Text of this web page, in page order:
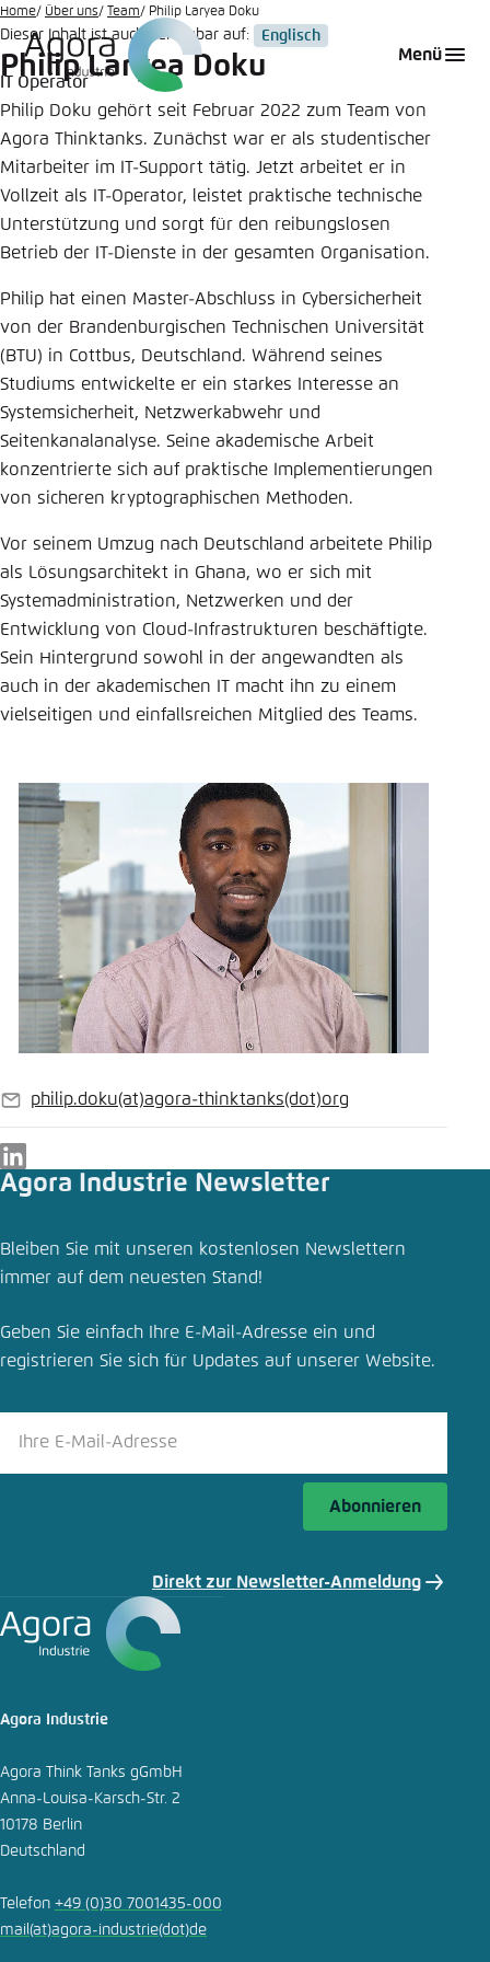
Zum
Hauptinhalt
gehen
Menü
Home Über uns Team Philip Laryea Doku
Dieser Inhalt ist auch verfügbar auf: Englisch
Philip Laryea Doku
IT Operator
Philip Doku gehört seit Februar 2022 zum Team von
Agora Thinktanks. Zunächst war er als studentischer
Mitarbeiter im IT-Support tätig. Jetzt arbeitet er in
Vollzeit als IT-Operator, leistet praktische technische
Unterstützung und sorgt für den reibungslosen
Betrieb der IT-Dienste in der gesamten Organisation.
Philip hat einen Master-Abschluss in Cybersicherheit
von der Brandenburgischen Technischen Universität
(BTU) in Cottbus, Deutschland. Während seines
Studiums entwickelte er ein starkes Interesse an
Systemsicherheit, Netzwerkabwehr und
Seitenkanalanalyse. Seine akademische Arbeit
konzentrierte sich auf praktische Implementierungen
von sicheren kryptographischen Methoden.
Vor seinem Umzug nach Deutschland arbeitete Philip
als Lösungsarchitekt in Ghana, wo er sich mit
Systemadministration, Netzwerken und der
Entwicklung von Cloud-Infrastrukturen beschäftigte.
Sein Hintergrund sowohl in der angewandten als
auch in der akademischen IT macht ihn zu einem
vielseitigen und einfallsreichen Mitglied des Teams.
E-
Mail
philip.doku(at)agora-thinktanks(dot)org
LinkedIn
Agora Industrie Newsletter
Bleiben Sie mit unseren kostenlosen Newslettern
immer auf dem neuesten Stand!
Geben Sie einfach Ihre E-Mail-Adresse ein und
registrieren Sie sich für Updates auf unserer Website.
Abonnieren
Direkt zur Newsletter-Anmeldung
Agora Industrie
Agora Think Tanks gGmbH
Anna-Louisa-Karsch-Str. 2
10178 Berlin
Deutschland
Telefon +49 (0)30 7001435-000
mail(at)agora-industrie(dot)de
Login
Melden Sie sich an um ..., ... und ... zu verwalten.
Benutzername*
Anmelden
Sprache auswählen
Englisch
Deutsch
Agora Think Tanks
Erscheinungsbild der Webseite
Diese Webseite passt ihr Farbschema basierend
auf Ihren Einstellungen an. Wählen Sie aus,
welches Farbschema Sie für diese Webseite
verwenden möchten.
Close
Hell
Dunkel
Automatisch
speichern